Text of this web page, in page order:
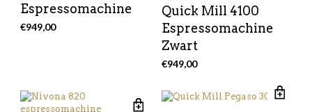
Espressomachine
€949,00
Quick Mill 4100
Espressomachine
Zwart
€949,00